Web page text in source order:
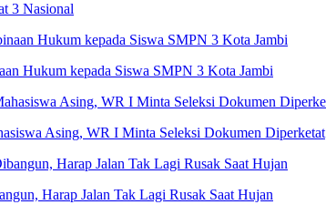
3 Nasional
Hukum kepada Siswa SMPN 3 Kota Jambi
Asing, WR I Minta Seleksi Dokumen Diperketat
Harap Jalan Tak Lagi Rusak Saat Hujan